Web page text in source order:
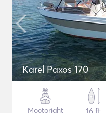
Karel Paxos 170
Mootorjaht
16 ft